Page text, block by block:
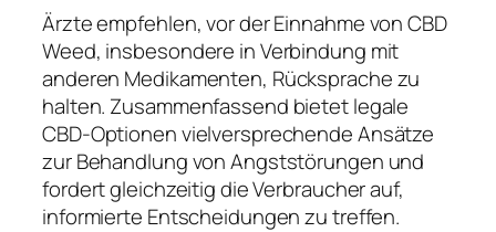
Ärzte empfehlen, vor der Einnahme von CBD
Weed, insbesondere in Verbindung mit
anderen Medikamenten, Rücksprache zu
halten. Zusammenfassend bietet legale
CBD-Optionen vielversprechende Ansätze
zur Behandlung von Angststörungen und
fordert gleichzeitig die Verbraucher auf,
informierte Entscheidungen zu treffen.